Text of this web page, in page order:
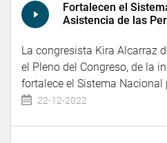
Fortalecen el
Asistencia de las
La congresista Kira Alcarraz
el Pleno del Congreso, de la
fortalece el Sistema Nacional
22-12-2022